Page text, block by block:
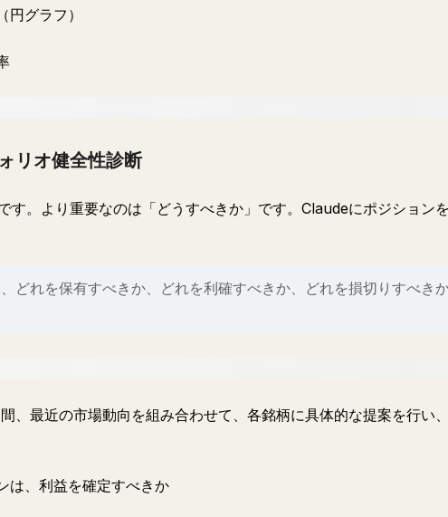
グラフ）
リオ健全性診断
す。より重要なのは「どうすべきか」です。Claudeにポジション
どれを保有すべきか、どれを利確すべきか、どれを損切りすべき
、最近の市場動向を組み合わせて、各銘柄に具体的な提案を行い
は、利益を確定すべきか